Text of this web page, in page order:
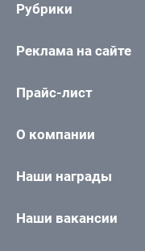
Рубрики
Реклама на сайте
Прайс-лист
О компании
Наши награды
Наши вакансии